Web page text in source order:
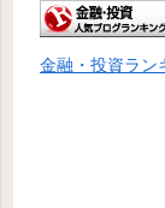
金融・投資ラン